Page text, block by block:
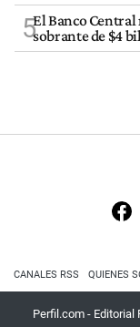
5El Banco
sobrante de $4
CANALES RSS QUIENES
Perfil.com - Editorial